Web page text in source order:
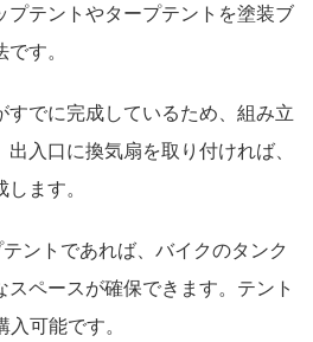
プテントやタープテントを塗装ブ
す。
すでに完成しているため、組み立
入口に換気扇を取り付ければ、
ます。
ントであれば、バイクのタンク
ペースが確保できます。テント
可能です。